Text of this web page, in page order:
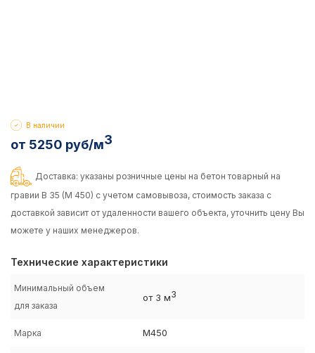
от 5250 руб/м3
В наличии
Доставка: указаны розничные цены на бетон товарный на
гравии B 35 (M 450) с учетом самовывоза, стоимость заказа с
доставкой зависит от удаленности вашего объекта, уточнить цену Вы
можете у наших менеджеров.
Технические характеристики
Минимальный объем
для заказа
от 3 м3
Марка M450